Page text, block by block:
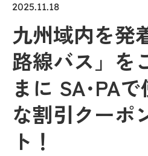
2025.11.18
九州域内を発
路線バス」を
まに SA･PA
な割引クーポ
ト！